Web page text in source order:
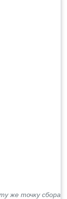
же точку сбора